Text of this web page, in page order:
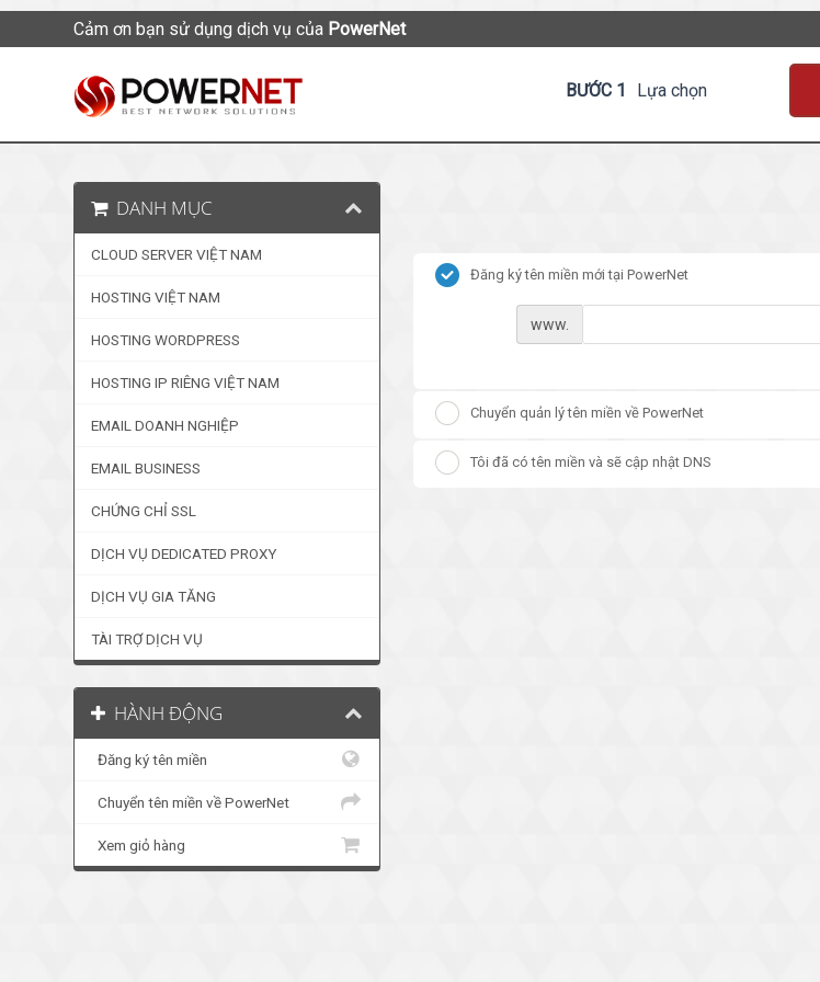
Cảm ơn bạn sử dụng dịch vụ của PowerNet
BƯỚC 1 Lựa chọn
DANH MỤC
CLOUD SERVER VIỆT NAM
HOSTING VIỆT NAM
HOSTING WORDPRESS
HOSTING IP RIÊNG VIỆT NAM
EMAIL DOANH NGHIỆP
EMAIL BUSINESS
CHỨNG CHỈ SSL
DỊCH VỤ DEDICATED PROXY
DỊCH VỤ GIA TĂNG
TÀI TRỢ DỊCH VỤ
HÀNH ĐỘNG
Đăng ký tên miền
Chuyển tên miền về PowerNet
Xem giỏ hàng
Đăng ký tên miền mới tại PowerNet
www.
Chuyển quản lý tên miền về PowerNet
Tôi đã có tên miền và sẽ cập nhật DNS